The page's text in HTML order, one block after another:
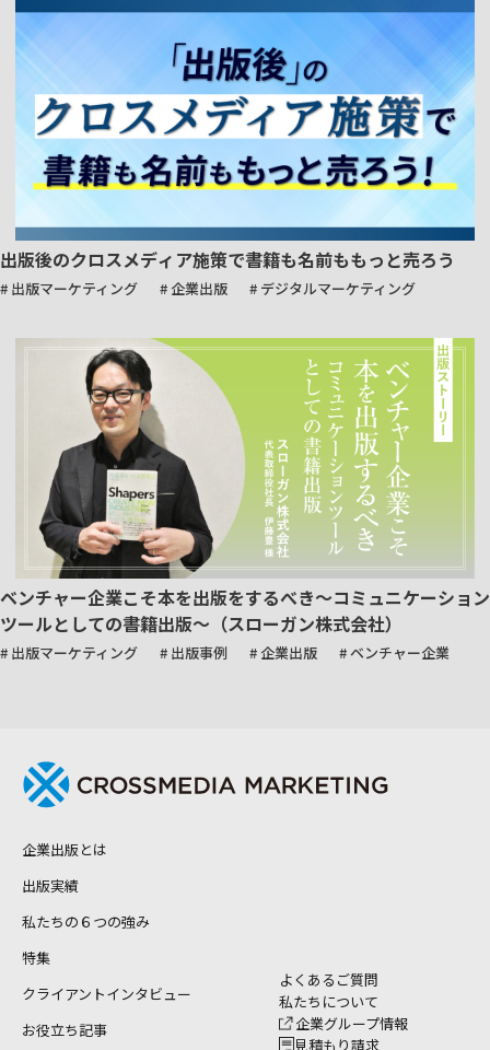
出版後のクロスメディア施策で書籍も名前ももっと売ろう
# 出版マーケティング # 企業出版 # デジタルマーケティング
ベンチャー企業こそ本を出版をするべき～コミュニケーション
ツールとしての書籍出版～（スローガン株式会社）
# 出版マーケティング # 出版事例 # 企業出版 # ベンチャー企業
企業出版とは
出版実績
私たちの６つの強み
特集
クライアントインタビュー
お役立ち記事
よくあるご質問
私たちについて
企業グループ情報
見積もり請求